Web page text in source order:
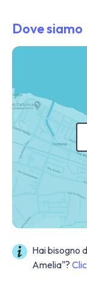
Dove siamo
Hai bisogno
Amelia"?